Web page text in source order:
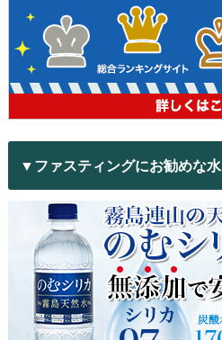
▼ファスティングにお勧めな水